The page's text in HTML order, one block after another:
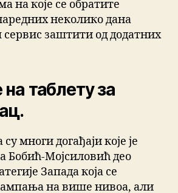
на које се обратите
неколико дана
заштити од додатних
на таблету за
многи догађаји које је
Бобић-Мојсиловић део
Запада која се
на више нивоа, али